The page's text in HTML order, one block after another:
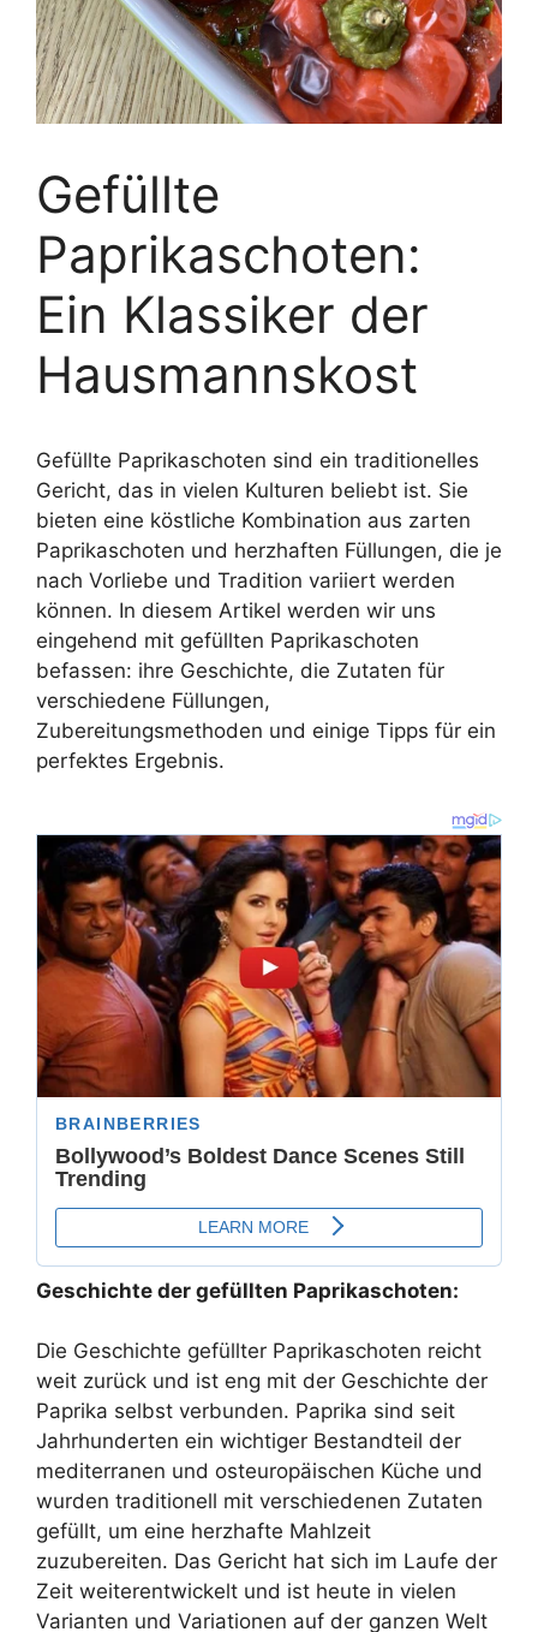
Gefüllte
Paprikaschoten:
Ein Klassiker der
Hausmannskost
Gefüllte Paprikaschoten sind ein traditionelles
Gericht, das in vielen Kulturen beliebt ist. Sie
bieten eine köstliche Kombination aus zarten
Paprikaschoten und herzhaften Füllungen, die je
nach Vorliebe und Tradition variiert werden
können. In diesem Artikel werden wir uns
eingehend mit gefüllten Paprikaschoten
befassen: ihre Geschichte, die Zutaten für
verschiedene Füllungen,
Zubereitungsmethoden und einige Tipps für ein
perfektes Ergebnis.
Geschichte der gefüllten Paprikaschoten:
Die Geschichte gefüllter Paprikaschoten reicht
weit zurück und ist eng mit der Geschichte der
Paprika selbst verbunden. Paprika sind seit
Jahrhunderten ein wichtiger Bestandteil der
mediterranen und osteuropäischen Küche und
wurden traditionell mit verschiedenen Zutaten
gefüllt, um eine herzhafte Mahlzeit
zuzubereiten. Das Gericht hat sich im Laufe der
Zeit weiterentwickelt und ist heute in vielen
Varianten und Variationen auf der ganzen Welt